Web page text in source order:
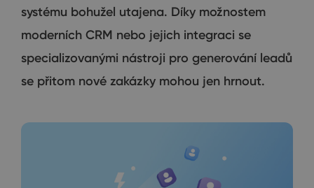
systému bohužel utajena. Díky možnostem
moderních CRM nebo jejich integraci se
specializovanými nástroji pro generování leadů
se přitom nové zakázky mohou jen hrnout.